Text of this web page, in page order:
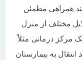
همراهی مطمئن
مختلف از منزل
مرکز درمانی مثلاً
به بیمارستان